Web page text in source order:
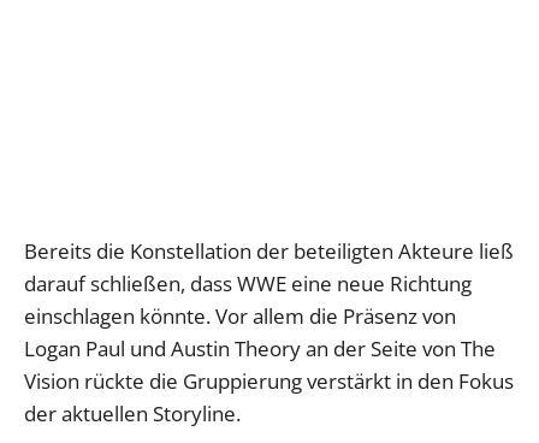
Bereits die Konstellation der beteiligten Akteure ließ
darauf schließen, dass WWE eine neue Richtung
einschlagen könnte. Vor allem die Präsenz von
Logan Paul und Austin Theory an der Seite von The
Vision rückte die Gruppierung verstärkt in den Fokus
der aktuellen Storyline.